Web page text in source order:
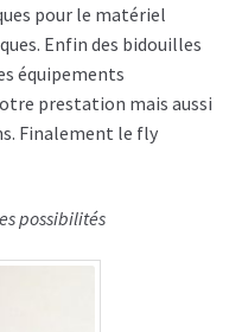
colonne
pour le matériel
Enfin des bidouilles
équipements
prestation mais aussi
Finalement le fly
possibilités